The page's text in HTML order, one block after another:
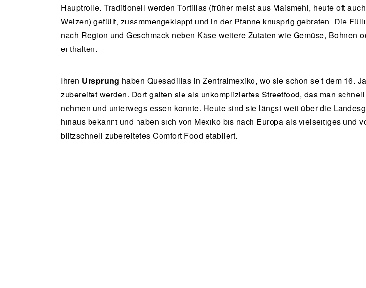
Hauptrolle. Traditionell werden Tortillas (früher meist aus Maismehl, heute oft
Weizen) gefüllt, zusammengeklappt und in der Pfanne knusprig gebraten. Die
nach Region und Geschmack neben Käse weitere Zutaten wie Gemüse, Bohnen
enthalten.
Ihren Ursprung haben Quesadillas in Zentralmexiko, wo sie schon seit dem 16.
zubereitet werden. Dort galten sie als unkompliziertes Streetfood, das man
nehmen und unterwegs essen konnte. Heute sind sie längst weit über die
hinaus bekannt und haben sich von Mexiko bis nach Europa als vielseitiges und
blitzschnell zubereitetes Comfort Food etabliert.